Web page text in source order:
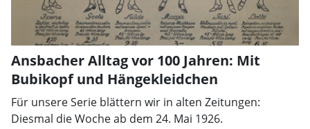
Ansbacher Alltag vor 100 Jahren: Mit
Bubikopf und Hängekleidchen
Für unsere Serie blättern wir in alten Zeitungen:
Diesmal die Woche ab dem 24. Mai 1926.